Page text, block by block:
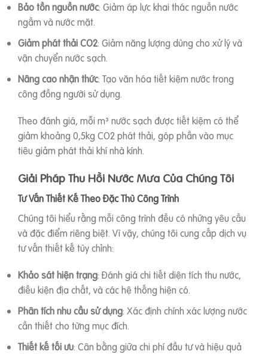
Bảo tồn nguồn nước: Giảm áp lực khai thác nguồn nước
ngầm và nước mặt.
Giảm phát thải CO2: Giảm năng lượng dùng cho xử lý và
vận chuyển nước sạch.
Nâng cao nhận thức: Tạo văn hóa tiết kiệm nước trong
công đồng người sử dụng.
Theo đánh giá, mỗi m³ nước sạch được tiết kiệm có thể
giảm khoảng 0,5kg CO2 phát thải, góp phần vào mục
tiêu giảm phát thải khí nhà kính.
Giải Pháp Thu Hồi Nước Mưa Của Chúng Tôi
Tư Vấn Thiết Kế Theo Đặc Thù Công Trình
Chúng tôi hiểu rằng mỗi công trình đều có những yêu cầu
và đặc điểm riêng biệt. Vì vậy, chúng tôi cung cấp dịch vụ
tư vấn thiết kế tùy chỉnh:
Khảo sát hiện trạng: Đánh giá chi tiết diện tích thu nước,
điều kiện địa chất, và các hệ thống hiện có.
Phân tích nhu cầu sử dụng: Xác định chính xác lượng nước
cần thiết cho từng mục đích.
Thiết kế tối ưu: Cân bằng giữa chi phí đầu tư và hiệu quả